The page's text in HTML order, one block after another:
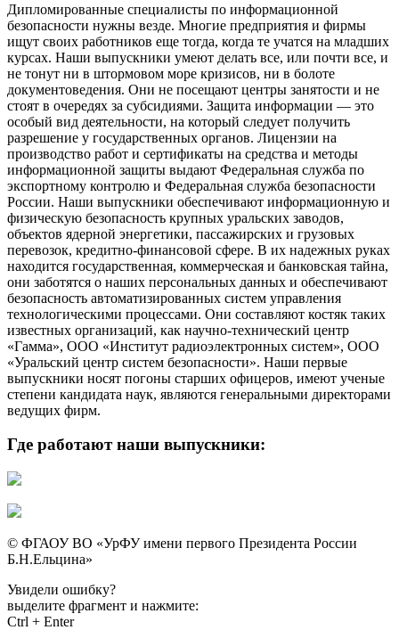
Дипломированные специалисты по информационной
безопасности нужны везде. Многие предприятия и фирмы
ищут своих работников еще тогда, когда те учатся на младших
курсах. Наши выпускники умеют делать все, или почти все, и
не тонут ни в штормовом море кризисов, ни в болоте
документоведения. Они не посещают центры занятости и не
стоят в очередях за субсидиями. Защита информации — это
особый вид деятельности, на который следует получить
разрешение у государственных органов. Лицензии на
производство работ и сертификаты на средства и методы
информационной защиты выдают Федеральная служба по
экспортному контролю и Федеральная служба безопасности
России. Наши выпускники обеспечивают информационную и
физическую безопасность крупных уральских заводов,
объектов ядерной энергетики, пассажирских и грузовых
перевозок, кредитно-финансовой сфере. В их надежных руках
находится государственная, коммерческая и банковская тайна,
они заботятся о наших персональных данных и обеспечивают
безопасность автоматизированных систем управления
технологическими процессами. Они составляют костяк таких
известных организаций, как научно-технический центр
«Гамма», ООО «Институт радиоэлектронных систем», ООО
«Уральский центр систем безопасности». Наши первые
выпускники носят погоны старших офицеров, имеют ученые
степени кандидата наук, являются генеральными директорами
ведущих фирм.
Где работают наши выпускники:
© ФГАОУ ВО «УрФУ имени первого Президента России
Б.Н.Ельцина»
Увидели ошибку?
выделите фрагмент и нажмите:
Ctrl + Enter